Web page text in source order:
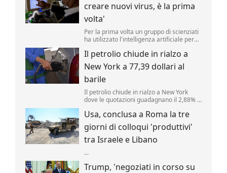
creare nuovi virus, è la prima
volta'
Per la prima volta un gruppo di scienziati
ha utilizzato l'intelligenza artificiale per
speranze di progressi in campo medico
ma sollevando al contempo la
preoccupante possibilità che, un giorno,
tale tecnologia poss...
Il petrolio chiude in rialzo a
New York a 77,39 dollari al
barile
Il petrolio chiude in rialzo a New York
dove le quotazioni guadagnano il 2,88% a
Usa, conclusa a Roma la tre
giorni di colloqui 'produttivi'
tra Israele e Libano
...
Trump, 'negoziati in corso su